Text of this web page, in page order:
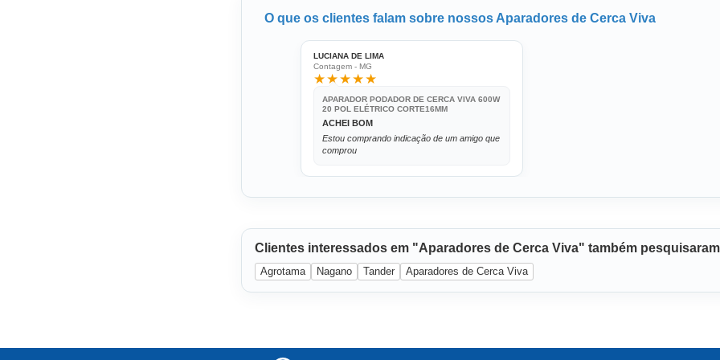
O que os clientes falam sobre nossos Aparadores de Cerca Viva
LUCIANA DE LIMA
Contagem - MG
★★★★★
APARADOR PODADOR DE CERCA VIVA 600W
20 POL ELÉTRICO CORTE16MM
ACHEI BOM
Estou comprando indicação de um amigo que
comprou
Clientes interessados em "Aparadores de Cerca Viva" também
Agrotama Nagano Tander Aparadores de Cerca Viva